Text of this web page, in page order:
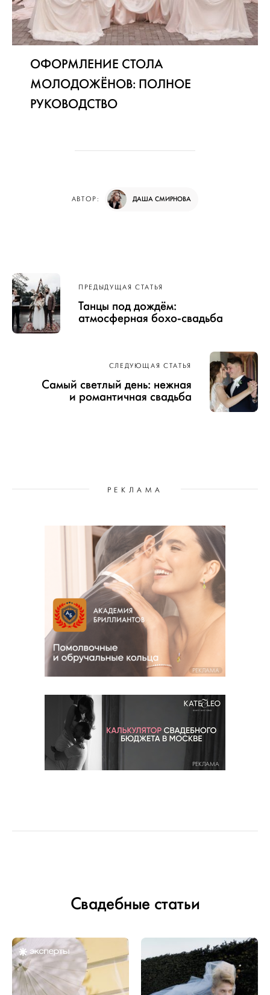
ОФОРМЛЕНИЕ СТОЛА
МОЛОДОЖЁНОВ: ПОЛНОЕ
РУКОВОДСТВО
АВТОР: ДАША СМИРНОВА
Навигация
по записям
ПРЕДЫДУЩАЯ СТАТЬЯ
Танцы под дождём:
атмосферная бохо-свадьба
СЛЕДУЮЩАЯ СТАТЬЯ
Самый светлый день: нежная
и романтичная свадьба
РЕКЛАМА
РЕКЛАМА
РЕКЛАМА
Свадебные статьи